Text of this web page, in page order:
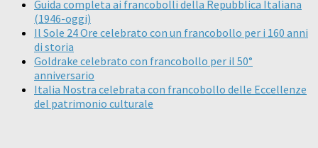
Guida completa ai francobolli della Repubblica Italiana
(1946-oggi)
Il Sole 24 Ore celebrato con un francobollo per i 160 anni
di storia
Goldrake celebrato con francobollo per il 50°
anniversario
Italia Nostra celebrata con francobollo delle Eccellenze
del patrimonio culturale